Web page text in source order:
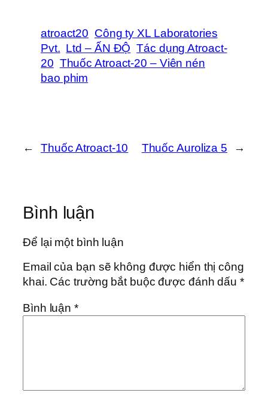
atroact20 Công ty XL Laboratories
Pvt. Ltd – ẤN ĐỘ Tác dụng Atroact-
20 Thuốc Atroact-20 – Viên nén
bao phim
← Thuốc Atroact-10 Thuốc Auroliza 5 →
Bình luận
Để lại một bình luận
Email của bạn sẽ không được hiển thị công
khai. Các trường bắt buộc được đánh dấu*
Bình luận*